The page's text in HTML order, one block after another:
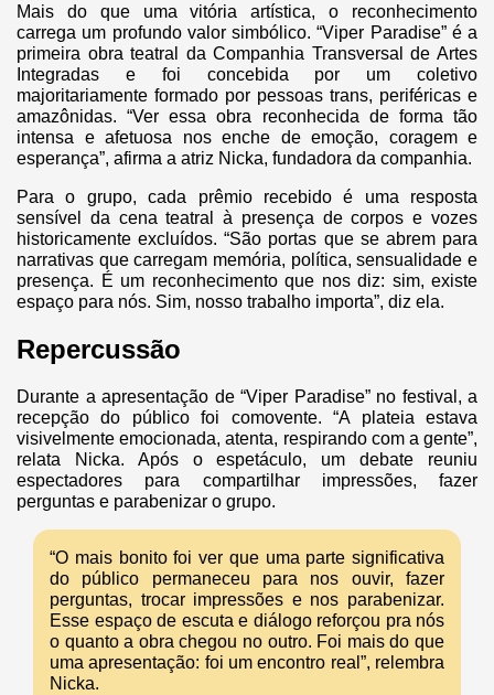
Mais do que uma vitória artística, o reconhecimento
carrega um profundo valor simbólico. “Viper Paradise” é a
primeira obra teatral da Companhia Transversal de Artes
Integradas e foi concebida por um coletivo
majoritariamente formado por pessoas trans, periféricas e
amazônidas. “Ver essa obra reconhecida de forma tão
intensa e afetuosa nos enche de emoção, coragem e
esperança”, afirma a atriz Nicka, fundadora da companhia.
Para o grupo, cada prêmio recebido é uma resposta
sensível da cena teatral à presença de corpos e vozes
historicamente excluídos. “São portas que se abrem para
narrativas que carregam memória, política, sensualidade e
presença. É um reconhecimento que nos diz: sim, existe
espaço para nós. Sim, nosso trabalho importa”, diz ela.
Repercussão
Durante a apresentação de “Viper Paradise” no festival, a
recepção do público foi comovente. “A plateia estava
visivelmente emocionada, atenta, respirando com a gente”,
relata Nicka. Após o espetáculo, um debate reuniu
espectadores para compartilhar impressões, fazer
perguntas e parabenizar o grupo.
“O mais bonito foi ver que uma parte significativa
do público permaneceu para nos ouvir, fazer
perguntas, trocar impressões e nos parabenizar.
Esse espaço de escuta e diálogo reforçou pra nós
o quanto a obra chegou no outro. Foi mais do que
uma apresentação: foi um encontro real”, relembra
Nicka.